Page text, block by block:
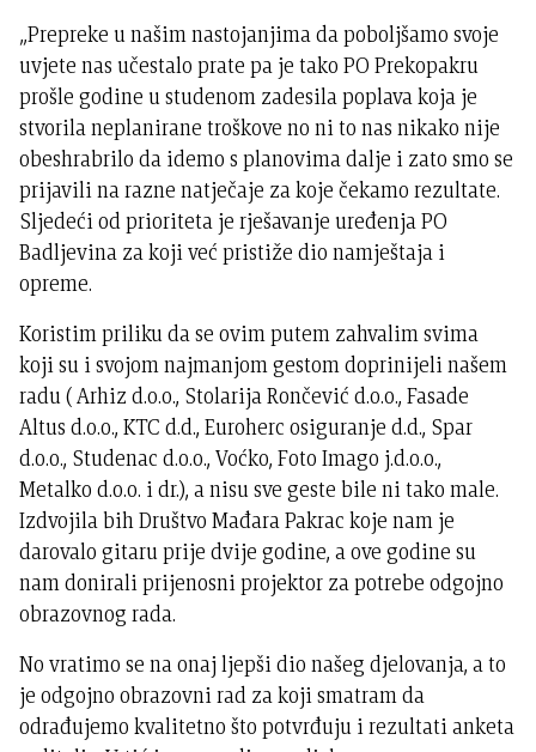
„Prepreke u našim nastojanjima da poboljšamo svoje
uvjete nas učestalo prate pa je tako PO Prekopakru
prošle godine u studenom zadesila poplava koja je
stvorila neplanirane troškove no ni to nas nikako nije
obeshrabrilo da idemo s planovima dalje i zato smo se
prijavili na razne natječaje za koje čekamo rezultate.
Sljedeći od prioriteta je rješavanje uređenja PO
Badljevina za koji već pristiže dio namještaja i
opreme.
Koristim priliku da se ovim putem zahvalim svima
koji su i svojom najmanjom gestom doprinijeli našem
radu ( Arhiz d.o.o., Stolarija Rončević d.o.o., Fasade
Altus d.o.o., KTC d.d., Euroherc osiguranje d.d., Spar
d.o.o., Studenac d.o.o., Voćko, Foto Imago j.d.o.o.,
Metalko d.o.o. i dr.), a nisu sve geste bile ni tako male.
Izdvojila bih Društvo Mađara Pakrac koje nam je
darovalo gitaru prije dvije godine, a ove godine su
nam donirali prijenosni projektor za potrebe odgojno
obrazovnog rada.
No vratimo se na onaj ljepši dio našeg djelovanja, a to
je odgojno obrazovni rad za koji smatram da
odrađujemo kvalitetno što potvrđuju i rezultati anketa